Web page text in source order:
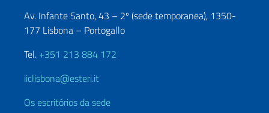
Av. Infante Santo, 43 – 2º (sede temporanea), 1350-
177 Lisbona – Portogallo
Tel. +351 213 884 172
iiclisbona@esteri.it
Os escritórios da sede